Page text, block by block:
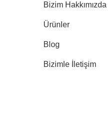
Bizim Hakkımızda
Ürünler
Blog
Bizimle İletişim